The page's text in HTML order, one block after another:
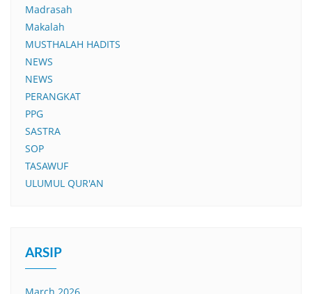
Madrasah
Makalah
MUSTHALAH HADITS
NEWS
NEWS
PERANGKAT
PPG
SASTRA
SOP
TASAWUF
ULUMUL QUR'AN
ARSIP
March 2026